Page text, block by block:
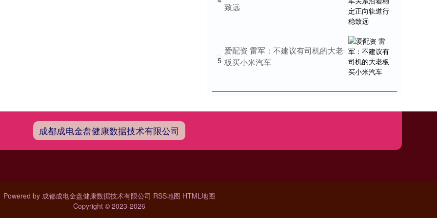
致远
5
爱配资 雷军：不建议有司机的大老
板买小米汽车
成都成电金盘健康数据技术有限公司
Powered by 成都成电金盘健康数据技术有限公司 RSS地图 HTML地图
Copyright © 2023-2026